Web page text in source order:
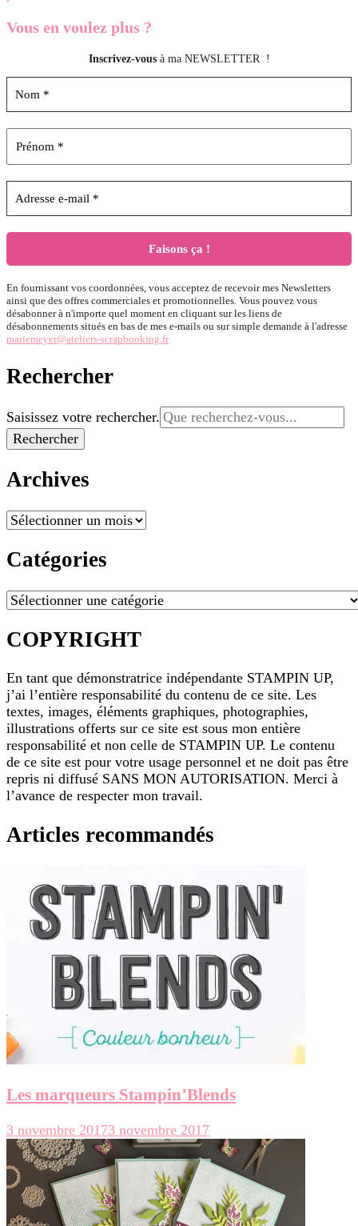
Vous en voulez plus ?
Inscrivez-vousà ma NEWSLETTER !
En fournissant vos coordonnées, vous acceptez de recevoir mes Newsletters
ainsi que des offres commerciales et promotionnelles. Vous pouvez vous
désabonner à n'importe quel moment en cliquant sur les liens de
désabonnements situés en bas de mes e-mails ou sur simple demande à l'adresse
mariemeyer@ateliers-scrapbooking.fr
Rechercher
Vous
recherchiez
quelque
Saisissez votre rechercher.
Archives
Archives
Catégories
Catégories
COPYRIGHT
En tant que démonstratrice indépendante STAMPIN UP,
j’ai l’entière responsabilité du contenu de ce site. Les
textes, images, éléments graphiques, photographies,
illustrations offerts sur ce site est sous mon entière
responsabilité et non celle de STAMPIN UP. Le contenu
de ce site est pour votre usage personnel et ne doit pas être
repris ni diffusé SANS MON AUTORISATION. Merci à
l’avance de respecter mon travail.
Articles recommandés
Les marqueurs Stampin’Blends
3 novembre 20173 novembre 2017